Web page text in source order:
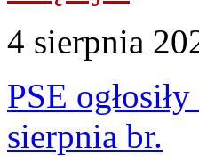
4 sierpnia
PSE
sierpnia br.